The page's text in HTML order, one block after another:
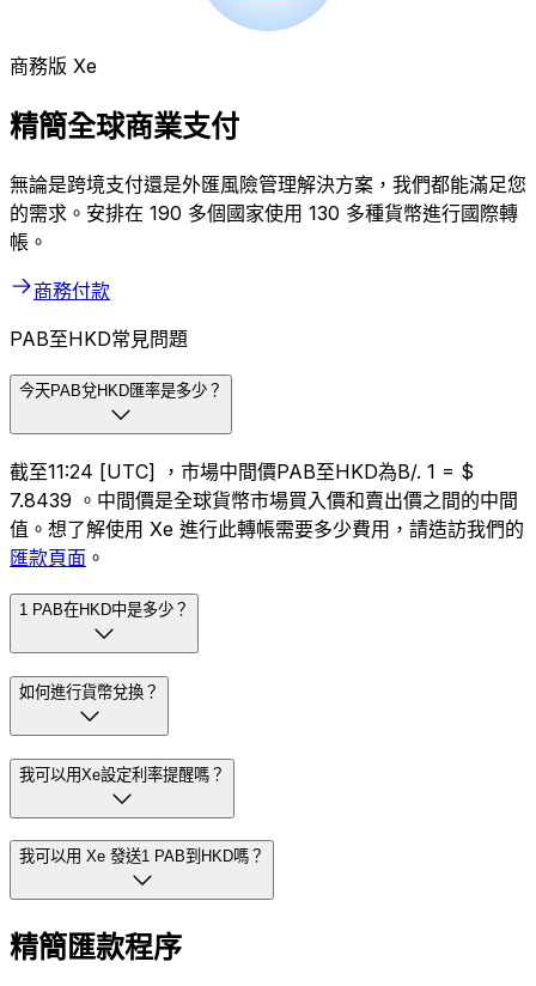
商務版 Xe
精簡全球商業支付
無論是跨境支付還是外匯風險管理解決方案，我們都能滿足您
的需求。安排在 190 多個國家使用 130 多種貨幣進行國際轉
帳。
商務付款
PAB至HKD常見問題
今天PAB兌HKD匯率是多少？
截至11:24 [UTC] ，市場中間價PAB至HKD為B/. 1 = $
7.8439 。中間價是全球貨幣市場買入價和賣出價之間的中間
值。想了解使用 Xe 進行此轉帳需要多少費用，請造訪我們的
匯款頁面 。
1 PAB在HKD中是多少？
如何進行貨幣兌換？
我可以用Xe設定利率提醒嗎？
我可以用 Xe 發送1 PAB到HKD嗎？
精簡匯款程序